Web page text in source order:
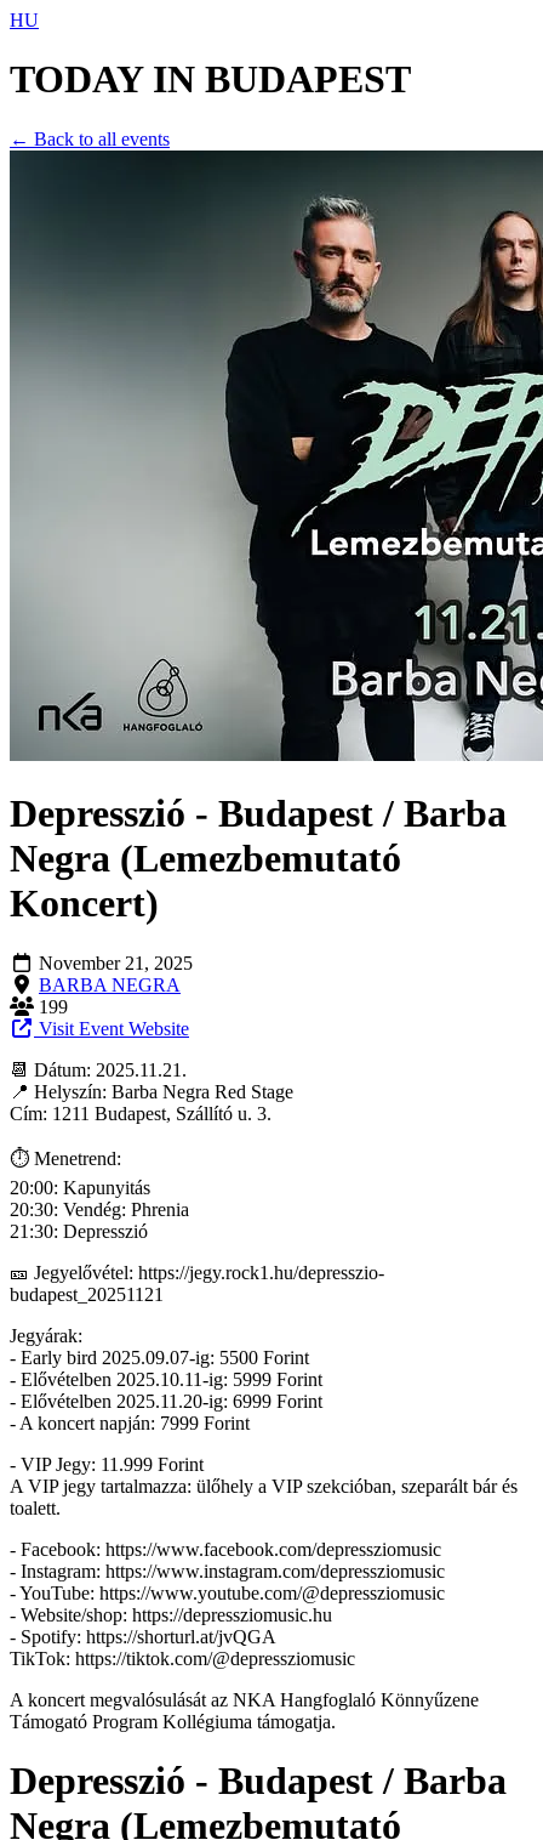
HU
TODAY IN BUDAPEST
← Back to all events
Depresszió - Budapest / Barba
Negra (Lemezbemutató
Koncert)
November 21, 2025
BARBA NEGRA
199
Visit Event Website
📆 Dátum: 2025.11.21.
📍 Helyszín: Barba Negra Red Stage
Cím: 1211 Budapest, Szállító u. 3.
⏱️ Menetrend:
20:00: Kapunyitás
20:30: Vendég: Phrenia
21:30: Depresszió
🎫 Jegyelővétel: https://jegy.rock1.hu/depresszio-
budapest_20251121
Jegyárak:
- Early bird 2025.09.07-ig: 5500 Forint
- Elővételben 2025.10.11-ig: 5999 Forint
- Elővételben 2025.11.20-ig: 6999 Forint
- A koncert napján: 7999 Forint
- VIP Jegy: 11.999 Forint
A VIP jegy tartalmazza: ülőhely a VIP szekcióban, szeparált bár és
toalett.
- Facebook: https://www.facebook.com/depressziomusic
- Instagram: https://www.instagram.com/depressziomusic
- YouTube: https://www.youtube.com/@depressziomusic
- Website/shop: https://depressziomusic.hu
- Spotify: https://shorturl.at/jvQGA
TikTok: https://tiktok.com/@depressziomusic
A koncert megvalósulását az NKA Hangfoglaló Könnyűzene
Támogató Program Kollégiuma támogatja.
Depresszió - Budapest / Barba
Negra (Lemezbemutató